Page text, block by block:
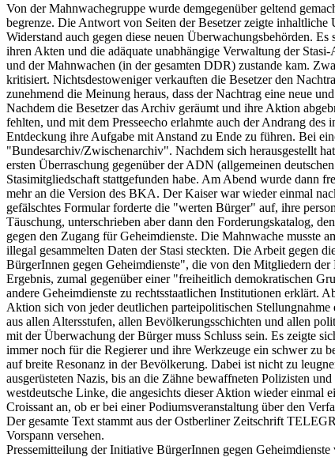
Von der Mahnwachegruppe wurde demgegenüber geltend
begrenze. Die Antwort von Seiten der Besetzer zeigte
Widerstand auch gegen diese neuen Überwachungsbehörden.
ihren Akten und die adäquate unabhängige Verwaltung der
und der Mahnwachen (in der gesamten DDR) zustande kam.
kritisiert. Nichtsdestoweniger verkauften die Besetzer den
zunehmend die Meinung heraus, dass der Nachtrag eine neue
Nachdem die Besetzer das Archiv geräumt und ihre Aktion
fehlten, und mit dem Presseecho erlahmte auch der Andrang
Entdeckung ihre Aufgabe mit Anstand zu Ende zu führen. Bei
"Bundesarchiv/Zwischenarchiv". Nachdem sich herausgestellt
ersten Überraschung gegenüber der ADN (allgemeinen
Stasimitgliedschaft stattgefunden habe. Am Abend wurde dann
mehr an die Version des BKA. Der Kaiser war wieder einmal
gefälschtes Formular forderte die "werten Bürger" auf, ihre
Täuschung, unterschrieben aber dann den Forderungskatalog,
gegen den Zugang für Geheimdienste. Die Mahnwache musste
illegal gesammelten Daten der Stasi steckten. Die Arbeit gegen
BürgerInnen gegen Geheimdienste", die von den Mitgliedern
Ergebnis, zumal gegenüber einer "freiheitlich demokratischen
andere Geheimdienste zu rechtsstaatlichen Institutionen erklärt.
Aktion sich von jeder deutlichen parteipolitischen
aus allen Altersstufen, allen Bevölkerungsschichten und allen
mit der Überwachung der Bürger muss Schluss sein. Es zeigte
immer noch für die Regierer und ihre Werkzeuge ein schwer zu
auf breite Resonanz in der Bevölkerung. Dabei ist nicht zu
ausgerüsteten Nazis, bis an die Zähne bewaffneten Polizisten
westdeutsche Linke, die angesichts dieser Aktion wieder
Croissant an, ob er bei einer Podiumsveranstaltung über den
Der gesamte Text stammt aus der Ostberliner Zeitschrift
Vorspann versehen.
Pressemitteilung der Initiative BürgerInnen gegen